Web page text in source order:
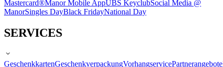
Mastercard®Manor Mobile AppUBS KeyclubSocial Media @
ManorSingles DayBlack FridayNational Day
SERVICES
GeschenkkartenGeschenkverpackungVorhangservicePartnerangebote